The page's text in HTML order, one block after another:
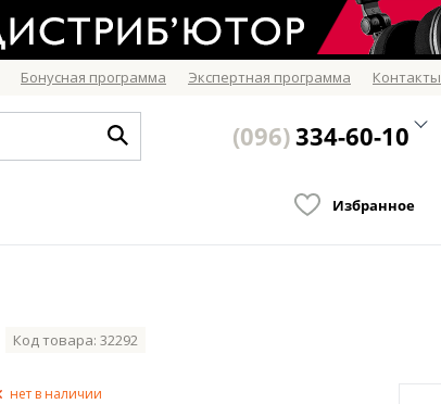
Бонусная программа Экспертная программа Контакты
(096)334-60-10
Избранное
Код товара: 32292
нет в наличии